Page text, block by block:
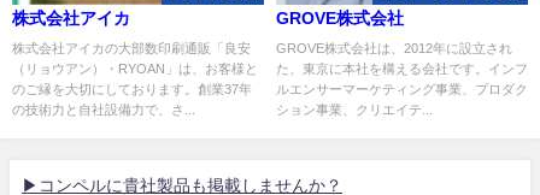
株式会社アイカ
株式会社アイカの大部数印刷通販「良安
（リョウアン）・RYOAN」は、お客様と
のご縁を大切にしております。創業37年
の技術力と自社設備力で、さ...
GROVE株式会社
GROVE株式会社は、2012年に設立され
た、東京に本社を構える会社です。インフ
ルエンサーマーケティング事業、プロダク
ション事業、クリエイテ...
▶コンペルに貴社製品も掲載しませんか？